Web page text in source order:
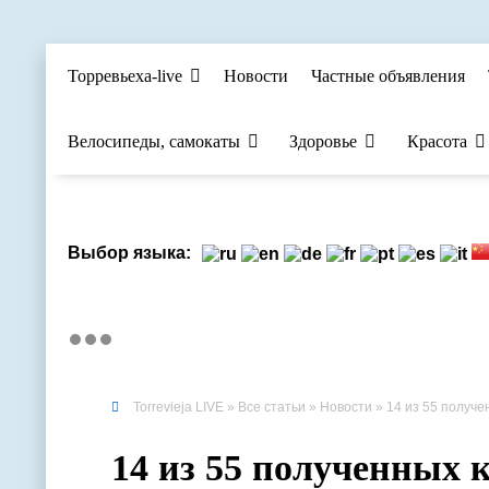
Торревьеха-live Новости Частные объявления
Велосипеды, самокаты Здоровье Красота
Выбор языка:
Torrevieja LIVE » Все статьи » Новости » 14 из 55
14 из 55 полученных